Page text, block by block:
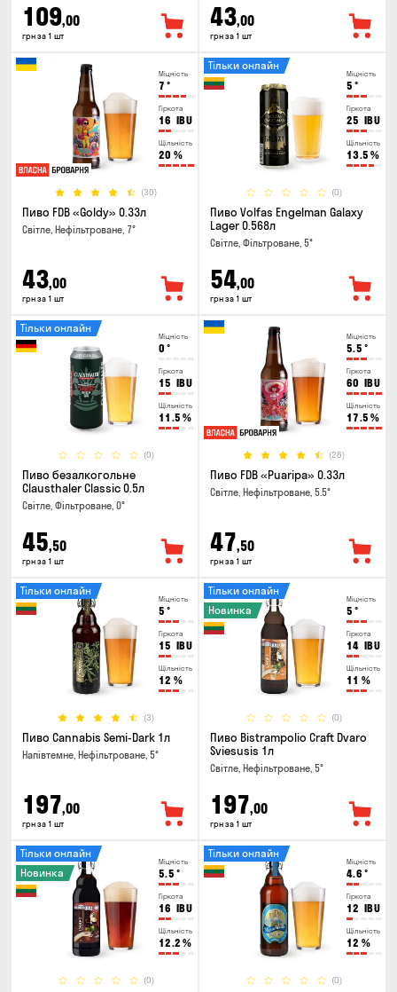
109,00
грн за 1 шт
43,00
грн за 1 шт
Міцність
7 °
Гіркота
16 IBU
Щільність
20 %
(30)
Пиво FDB «Goldy» 0.33л
Світле, Нефільтроване, 7°
43,00
грн за 1 шт
Міцність
5 °
Гіркота
25 IBU
Щільність
13.5 %
(0)
Тільки онлайн
Пиво Volfas Engelman Galaxy
Lager 0.568л
Світле, Фільтроване, 5°
54,00
грн за 1 шт
Міцність
0 °
Гіркота
15 IBU
Щільність
11.5 %
(0)
Тільки онлайн
Пиво безалкогольне
Clausthaler Classic 0.5л
Світле, Фільтроване, 0°
45,50
грн за 1 шт
Міцність
5.5 °
Гіркота
60 IBU
Щільність
17.5 %
(26)
Пиво FDB «Puaripa» 0.33л
Світле, Нефільтроване, 5.5°
47,50
грн за 1 шт
Міцність
5 °
Гіркота
15 IBU
Щільність
12 %
(3)
Тільки онлайн
Пиво Cannabis Semi-Dark 1л
Напівтемне, Нефільтроване, 5°
197,00
грн за 1 шт
Міцність
5 °
Гіркота
14 IBU
Щільність
11 %
(0)
Тільки онлайн
Новинка
Пиво Bistrampolio Craft Dvaro
Sviesusis 1л
Світле, Нефільтроване, 5°
197,00
грн за 1 шт
Міцність
5.5 °
Гіркота
16 IBU
Щільність
12.2 %
(0)
Тільки онлайн
Новинка
Міцність
4.6 °
Гіркота
12 IBU
Щільність
12 %
(0)
Тільки онлайн